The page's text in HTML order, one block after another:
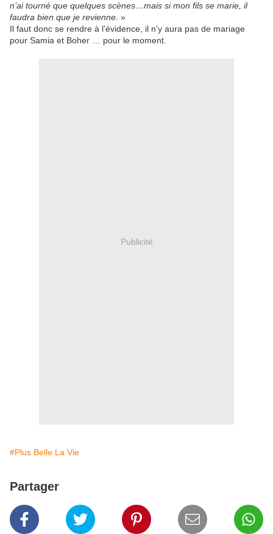
n’ai tourné que quelques scènes…mais si mon fils se marie, il
faudra bien que je revienne. »
Il faut donc se rendre à l’évidence, il n’y aura pas de mariage
pour Samia et Boher … pour le moment.
Publicité
#Plus Belle La Vie
Partager